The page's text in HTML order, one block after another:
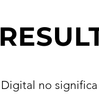
Digital no